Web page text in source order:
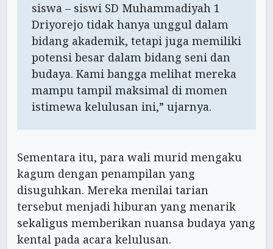
siswa – siswi SD Muhammadiyah 1
Driyorejo tidak hanya unggul dalam
bidang akademik, tetapi juga memiliki
potensi besar dalam bidang seni dan
budaya. Kami bangga melihat mereka
mampu tampil maksimal di momen
istimewa kelulusan ini,” ujarnya.
Sementara itu, para wali murid mengaku
kagum dengan penampilan yang
disuguhkan. Mereka menilai tarian
tersebut menjadi hiburan yang menarik
sekaligus memberikan nuansa budaya yang
kental pada acara kelulusan.